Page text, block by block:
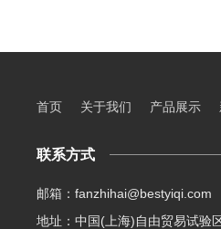
首页 关于我们 产品展示
联系方式
邮箱：fanzhihai@bestyiqi.com
地址：中国(上海)自由贸易试验